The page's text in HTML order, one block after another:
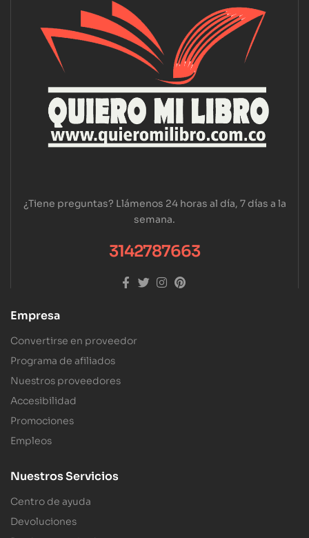
¿Tiene preguntas? Llámenos 24 horas al día, 7 días a la
semana.
3142787663
Empresa
Convertirse en proveedor
Programa de afiliados
Nuestros proveedores
Accesibilidad
Promociones
Empleos
Nuestros Servicios
Centro de ayuda
Devoluciones